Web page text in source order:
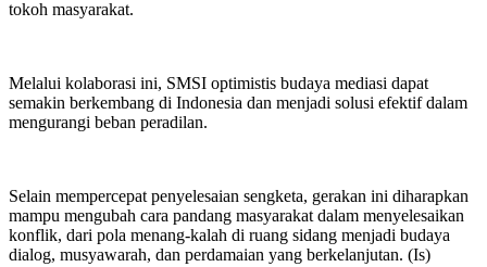
tokoh masyarakat.
Melalui kolaborasi ini, SMSI optimistis budaya mediasi dapat
semakin berkembang di Indonesia dan menjadi solusi efektif dalam
mengurangi beban peradilan.
Selain mempercepat penyelesaian sengketa, gerakan ini diharapkan
mampu mengubah cara pandang masyarakat dalam menyelesaikan
konflik, dari pola menang-kalah di ruang sidang menjadi budaya
dialog, musyawarah, dan perdamaian yang berkelanjutan. (Is)